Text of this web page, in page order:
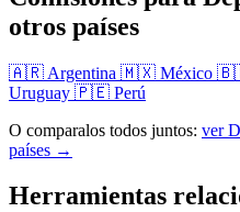
otros países
🇦🇷 Argentina 🇲🇽 México
Uruguay 🇵🇪 Perú
O comparalos todos juntos: ver
países →
Herramientas